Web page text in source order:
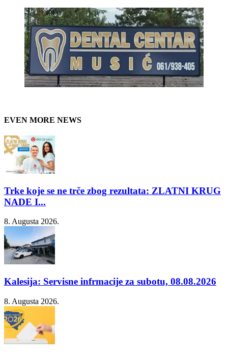
EVEN MORE NEWS
Trke koje se ne trče zbog rezultata: ZLATNI KRUG
NADE I...
8. Augusta 2026.
Kalesija: Servisne infrmacije za subotu, 08.08.2026
8. Augusta 2026.